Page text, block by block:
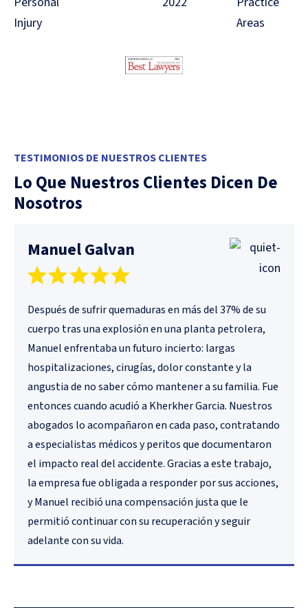
TESTIMONIOS DE NUESTROS CLIENTES
Lo Que Nuestros Clientes Dicen De
Nosotros
Manuel Galvan
Después de sufrir quemaduras en más del 37% de su
cuerpo tras una explosión en una planta petrolera,
Manuel enfrentaba un futuro incierto: largas
hospitalizaciones, cirugías, dolor constante y la
angustia de no saber cómo mantener a su familia. Fue
entonces cuando acudió a Kherkher Garcia. Nuestros
abogados lo acompañaron en cada paso, contratando
a especialistas médicos y peritos que documentaron
el impacto real del accidente. Gracias a este trabajo,
la empresa fue obligada a responder por sus acciones,
y Manuel recibió una compensación justa que le
permitió continuar con su recuperación y seguir
adelante con su vida.